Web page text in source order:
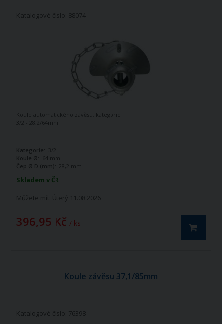
Katalogové číslo: 88074
Skladem v ČR
Můžete mít: Úterý 11.08.2026
396,95 Kč / ks
Koule automatického závěsu, kategorie
3/2 - 28,2/64mm
Kategorie:
Koule Ø: 64 mm
Čep Ø D (mm):
28,2 mm
Koule závěsu 37,1/85mm
Katalogové číslo: 76398